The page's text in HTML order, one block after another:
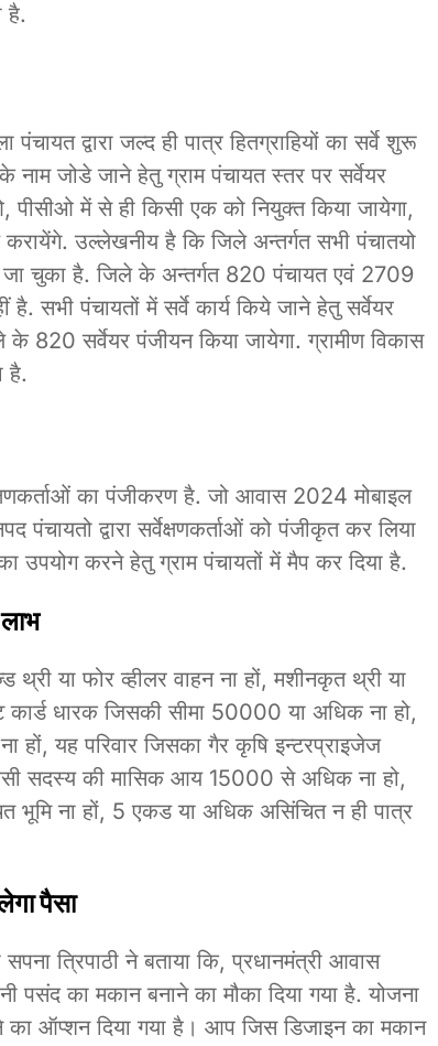
है.
द्वारा जल्द ही पात्र हितग्राहियों का सर्वे शुरू
नाम जोडे जाने हेतु ग्राम पंचायत स्तर पर सर्वेयर
पीसीओ में से ही किसी एक को नियुक्त किया जायेगा,
करायेंगे. उल्लेखनीय है कि जिले अन्तर्गत सभी पंचातयो
जा चुका है. जिले के अन्तर्गत 820 पंचायत एवं 2709
है. सभी पंचायतों में सर्वे कार्य किये जाने हेतु सर्वेयर
के 820 सर्वेयर पंजीयन किया जायेगा. ग्रामीण विकास
है.
का पंजीकरण है. जो आवास 2024 मोबाइल
द्वारा सर्वेक्षणकर्ताओं को पंजीकृत कर लिया
करने हेतु ग्राम पंचायतों में मैप कर दिया है.
थ्री या फोर व्हीलर वाहन ना हों, मशीनकृत थ्री या
धारक जिसकी सीमा 50000 या अधिक ना हो,
हों, यह परिवार जिसका गैर कृषि इन्टरप्राइजेज
सदस्य की मासिक आय 15000 से अधिक ना हो,
ना हों, 5 एकड या अधिक असिंचित न ही पात्र
पैसा
त्रिपाठी ने बताया कि, प्रधानमंत्री आवास
पसंद का मकान बनाने का मौका दिया गया है. योजना
ऑप्शन दिया गया है। आप जिस डिजाइन का मकान